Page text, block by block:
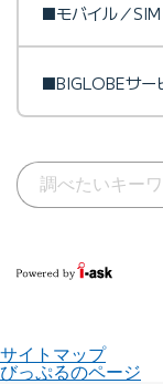
■モバイル／SIM
■BIGLOBEサー
サイトマップ
びっぷるのページ